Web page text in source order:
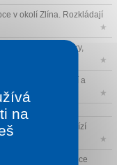
v okolí Zlína. Rozkládají
★
hrady, zámky,
★
jednotlivých obcí a
★
klidu a pohody. Nabízí
★
- Muzeum vzniklo v roce
na